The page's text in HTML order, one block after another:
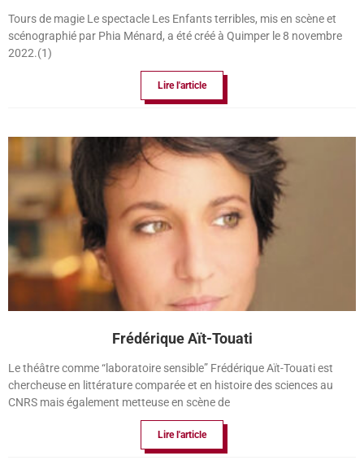
Tours de magie Le spectacle Les Enfants terribles, mis en scène et
scénographié par Phia Ménard, a été créé à Quimper le 8 novembre
2022.(1)
Lire l'article
Frédérique Aït-Touati
Le théâtre comme “laboratoire sensible” Frédérique Aït-Touati est
chercheuse en littérature comparée et en histoire des sciences au
CNRS mais également metteuse en scène de
Lire l'article